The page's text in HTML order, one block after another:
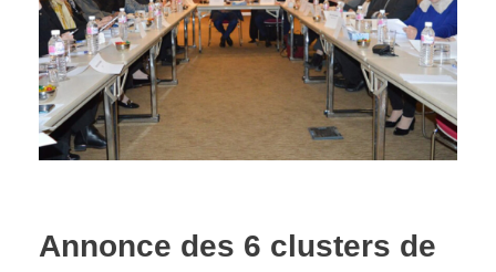
Annonce des 6 clusters de